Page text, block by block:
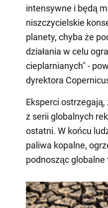
intensywne i będą
niszczycielskie
planety, chyba że
działania w celu
cieplarnianych" -
dyrektora
Eksperci
z serii globalnych
ostatni. W końcu
paliwa kopalne,
podnosząc